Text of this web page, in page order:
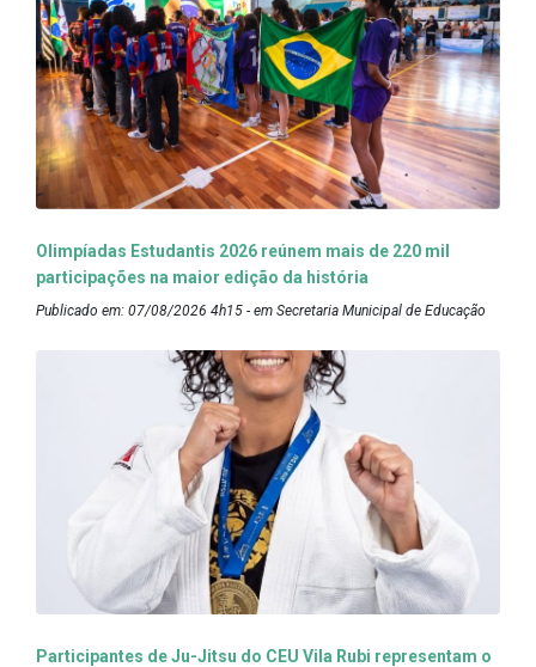
Olimpíadas Estudantis 2026 reúnem mais de 220 mil
participações na maior edição da história
Publicado em: 07/08/2026 4h15 - em Secretaria Municipal de Educação
Participantes de Ju-Jitsu do CEU Vila Rubi representam o